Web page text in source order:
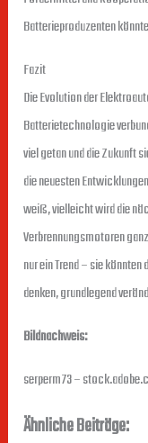
Batterieproduzenten
Fazit
Die Evolution der
Batterietechnologie
viel getan und die Zukunft
die neuesten
weiß, vielleicht wird die
Verbrennungsmotoren
nur ein Trend – sie
denken, grundlegend
Bildnachweis:
serperm73–
Ähnliche Beiträge: